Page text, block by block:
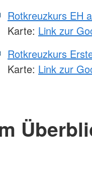
Rotkreuzkurs EH
Karte: Link zur
Rotkreuzkurs
Karte: Link zur